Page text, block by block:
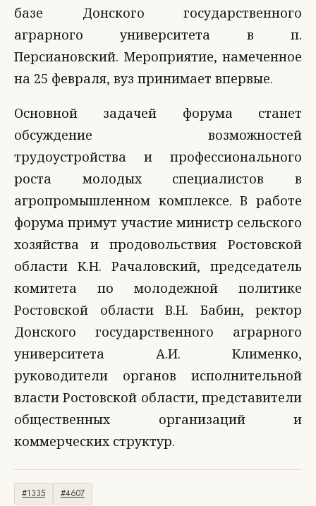
базе Донского государственного
аграрного университета в п.
Персиановский. Мероприятие, намеченное
на 25 февраля, вуз принимает впервые.
Основной задачей форума станет
обсуждение возможностей
трудоустройства и профессионального
роста молодых специалистов в
агропромышленном комплексе. В работе
форума примут участие министр сельского
хозяйства и продовольствия Ростовской
области К.Н. Рачаловский, председатель
комитета по молодежной политике
Ростовской области В.Н. Бабин, ректор
Донского государственного аграрного
университета А.И. Клименко,
руководители органов исполнительной
власти Ростовской области, представители
общественных организаций и
коммерческих структур.
#1335 #4607